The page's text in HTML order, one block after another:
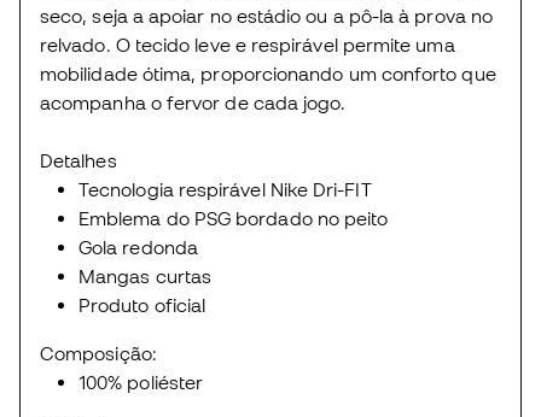
seco, seja a apoiar no estádio ou a pô-la à prova no
relvado. O tecido leve e respirável permite uma
mobilidade ótima, proporcionando um conforto que
acompanha o fervor de cada jogo.
Detalhes
Tecnologia respirável Nike Dri-FIT
Emblema do PSG bordado no peito
Gola redonda
Mangas curtas
Produto oficial
Composição:
100% poliéster